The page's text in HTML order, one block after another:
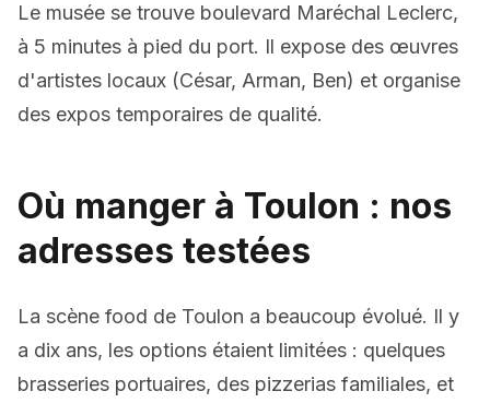
Le musée se trouve boulevard Maréchal Leclerc,
à 5 minutes à pied du port. Il expose des œuvres
d'artistes locaux (César, Arman, Ben) et organise
des expos temporaires de qualité.
Où manger à Toulon : nos
adresses testées
La scène food de Toulon a beaucoup évolué. Il y
a dix ans, les options étaient limitées : quelques
brasseries portuaires, des pizzerias familiales, et